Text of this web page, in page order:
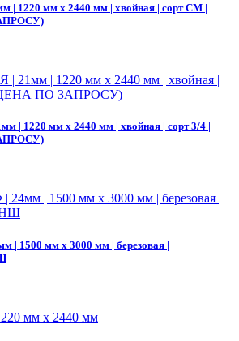
| 1220 мм х 2440 мм | хвойная | сорт СМ |
| 1220 мм х 2440 мм | хвойная | сорт 3/4 |
| 1500 мм х 3000 мм | березовая |